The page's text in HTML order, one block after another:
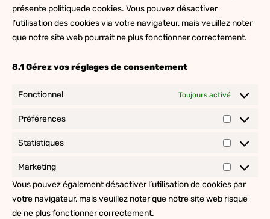
présente politiquede cookies. Vous pouvez désactiver
l’utilisation des cookies via votre navigateur, mais veuillez noter
que notre site web pourrait ne plus fonctionner correctement.
8.1 Gérez vos réglages de consentement
Fonctionnel Toujours activé
Préférences
Statistiques
Marketing
Marketing
Vous pouvez également désactiver l’utilisation de cookies par
votre navigateur, mais veuillez noter que notre site web risque
de ne plus fonctionner correctement.